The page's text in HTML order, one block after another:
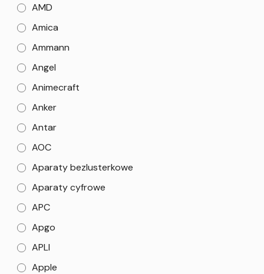
AMD
Amica
Ammann
Angel
Animecraft
Anker
Antar
AOC
Aparaty bezlusterkowe
Aparaty cyfrowe
APC
Apgo
APLI
Apple